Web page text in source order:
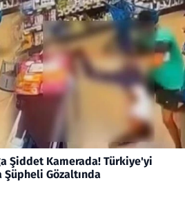
Şiddet Kamerada! Türkiye'yi
Şüpheli Gözaltında